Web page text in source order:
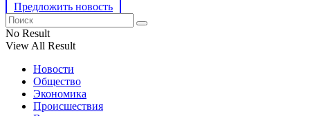
Предложить новость
No Result
View All Result
Новости
Общество
Экономика
Происшествия